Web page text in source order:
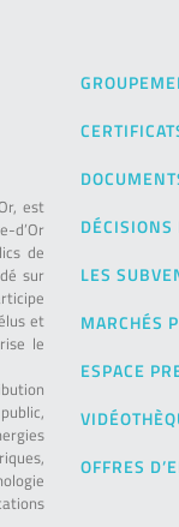
est
d’Or
de
sur
et
le
DÉCISIONS
LES
MARCHÉS
ESPACE
OFFRES